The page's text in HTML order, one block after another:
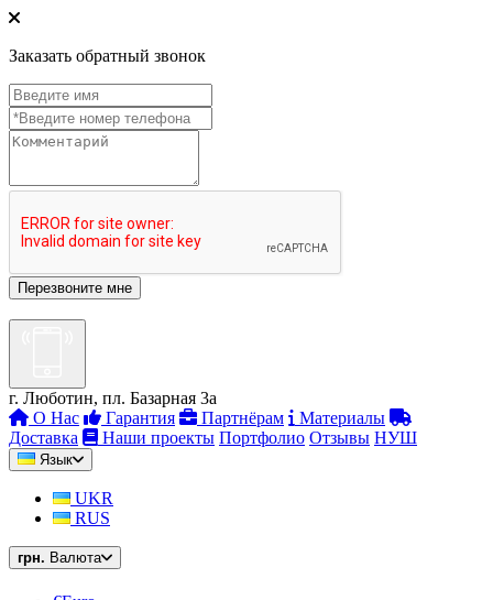
Заказать обратный звонок
г. Люботин, пл. Базарная 3а
О Нас
Гарантия Партнёрам
Материалы
Доставка
Наши проекты Портфолио Отзывы НУШ
Язык
UKR
RUS
грн. Валюта